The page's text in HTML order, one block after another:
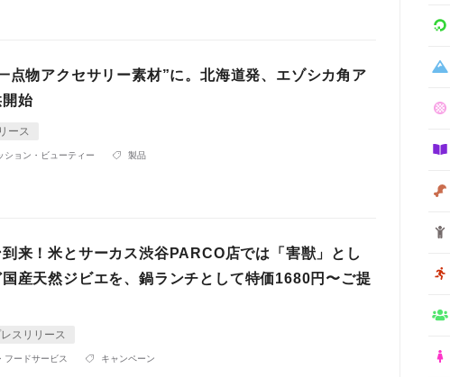
点物アクセサリー素材”に。北海道発、エゾシカ角ア
始
ース
ション・ビューティー 製品
来！米とサーカス渋谷PARCO店では「害獣」とし
産天然ジビエを、鍋ランチとして特価1680円〜ご提
スリリース
フードサービス キャンペーン